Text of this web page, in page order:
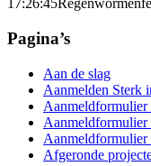
17:26:45
Pagina’s
Aan de slag
Aanmelden Sterk
Aanmeldformulier
Aanmeldformulier
Afgeronde